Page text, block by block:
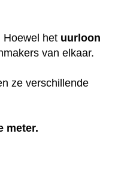
Hoewel het uurloon
van elkaar.
ze verschillende
meter.